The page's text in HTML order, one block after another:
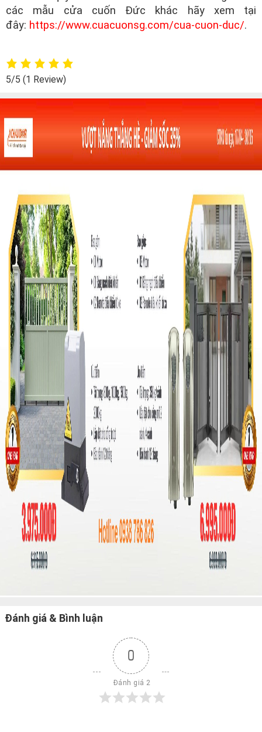
các mẫu cửa cuốn Đức khác hãy xem tại
đây: https://www.cuacuonsg.com/cua-cuon-duc/.
5/5 (1 Review)
Đánh giá & Bình luận
0
Đánh giá 2